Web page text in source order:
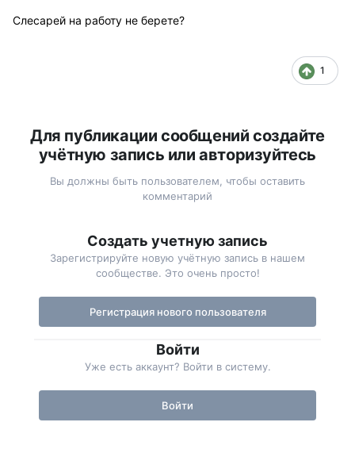
Слесарей на работу не берете?
1
Для публикации сообщений создайте
учётную запись или авторизуйтесь
Вы должны быть пользователем, чтобы оставить
комментарий
Создать учетную запись
Зарегистрируйте новую учётную запись в нашем
сообществе. Это очень просто!
Регистрация нового пользователя
Войти
Уже есть аккаунт? Войти в систему.
Войти